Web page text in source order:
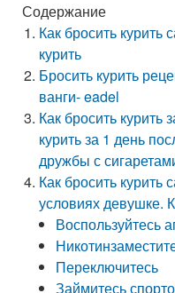
Содержание
Как бросить курить
курить
Бросить курить
ванги- eadel
Как бросить курить
курить за 1 день
дружбы с
Как бросить
условиях девушке.
Воспользуйтесь
Переключитесь
Займитесь